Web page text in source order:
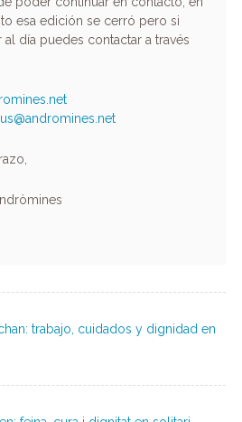
esa edición se cerró pero si
al día puedes contactar a través
trabajo, cuidados y dignidad en